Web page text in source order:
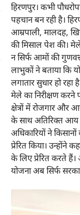
हिरणपुर। कभी
पहचान बन रही है।
आम्रपाली, मालदह,
की मिसाल पेश की।
न सिर्फ आमों की
लाभुकों ने बताया कि
लगातार सुधार हो रहा
मेले का निरीक्षण करने
क्षेत्रों में रोजगार और
के साथ अतिरिक्त आय
अधिकारियों ने
प्रेरित किया। उन्होंने
के लिए प्रेरित करते
योजना अब सिर्फ